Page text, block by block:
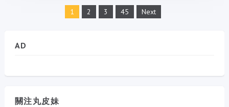
1 2 3 45 Next
AD
關注丸皮妹